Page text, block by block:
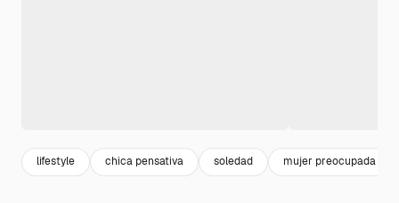
lifestyle chica pensativa soledad mujer preocupada